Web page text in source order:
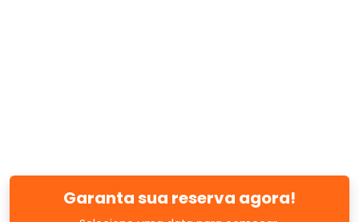
Garanta sua reserva agora!